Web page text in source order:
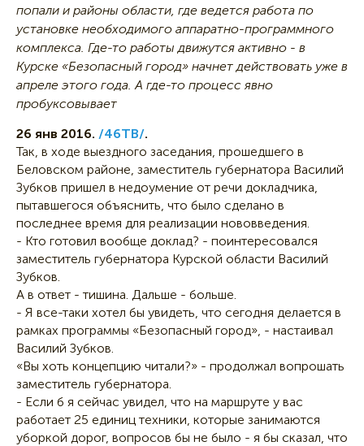
попали и районы области, где ведется работа по
установке необходимого аппаратно-программного
комплекса. Где-то работы движутся активно - в
Курске «Безопасный город» начнет действовать уже в
апреле этого года. А где-то процесс явно
пробуксовывает
26 янв 2016. /46ТВ/.
Так, в ходе выездного заседания, прошедшего в
Беловском районе, заместитель губернатора Василий
Зубков пришел в недоумение от речи докладчика,
пытавшегося объяснить, что было сделано в
последнее время для реализации нововведения.
- Кто готовил вообще доклад? - поинтересовался
заместитель губернатора Курской области Василий
Зубков.
А в ответ - тишина. Дальше - больше.
- Я все-таки хотел бы увидеть, что сегодня делается в
рамках программы «Безопасный город», - настаивал
Василий Зубков.
«Вы хоть концепцию читали?» - продолжал вопрошать
заместитель губернатора.
- Если б я сейчас увидел, что на маршруте у вас
работает 25 единиц техники, которые занимаются
уборкой дорог, вопросов бы не было - я бы сказал, что